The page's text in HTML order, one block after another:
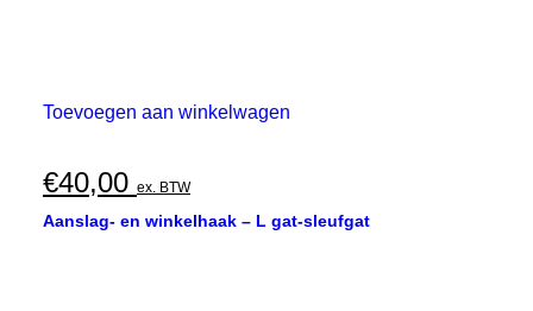
Toevoegen aan winkelwagen
€40,00 ex. BTW
Aanslag- en winkelhaak – L gat-sleufgat